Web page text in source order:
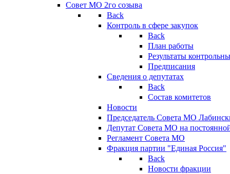
Совет МО 2го созыва
Back
Контроль в сфере закупок
Back
План работы
Результаты
Предписания
Сведения о депутатах
Back
Состав комитетов
Новости
Председатель Совета МО
Депутат Совета МО на
Регламент Совета МО
Фракция партии "Единая Россия"
Back
Новости фракции